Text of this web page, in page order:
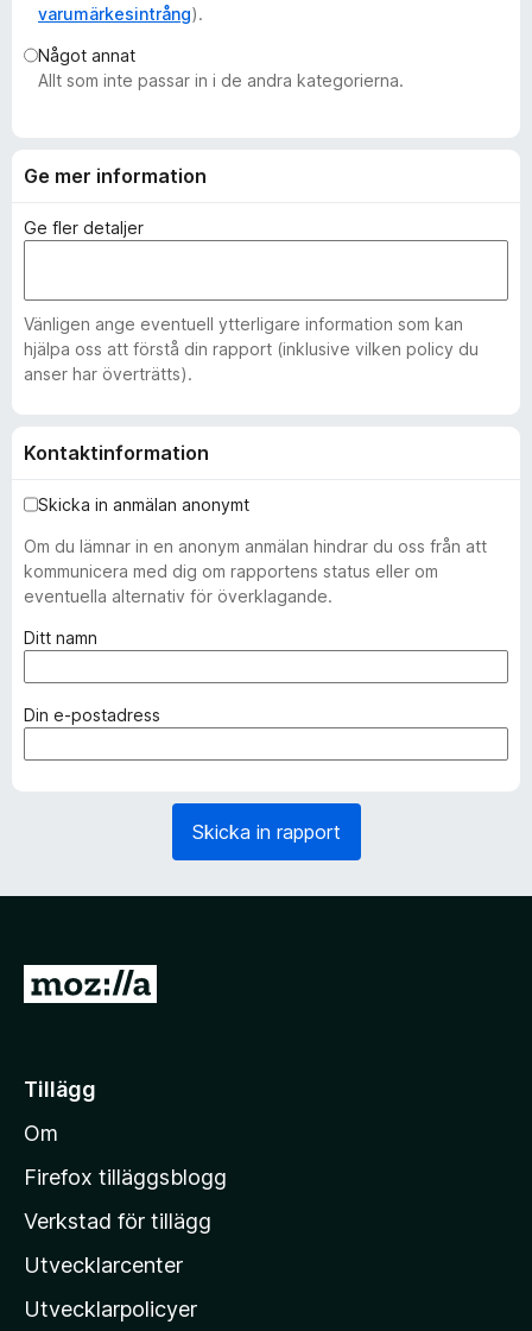
varumärkesintrång).
Något annat
Allt som inte passar in i de andra kategorierna.
Ge mer information
Ge fler detaljer
Vänligen ange eventuell ytterligare information som kan
hjälpa oss att förstå din rapport (inklusive vilken policy du
anser har överträtts).
Kontaktinformation
Skicka in anmälan anonymt
Om du lämnar in en anonym anmälan hindrar du oss från att
kommunicera med dig om rapportens status eller om
eventuella alternativ för överklagande.
Ditt namn
r
ä
s
Din e-postadress
r
Skicka in rapport
G
i
l
M
z
i
l
Tillägg
Om
Firefox tilläggsblogg
Verkstad för tillägg
Utvecklarcenter
Utvecklarpolicyer